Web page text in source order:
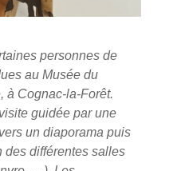
personnes de
au Musée du
à Cognac-la-Forêt.
guidée par une
un diaporama puis
des différentes salles